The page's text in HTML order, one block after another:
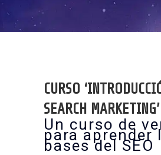
CURSO
SEARCH MARKETING’
Un curso de
para aprender
bases del SEO